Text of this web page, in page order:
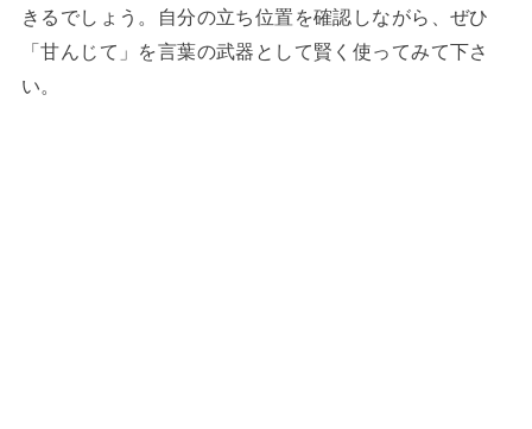
きるでしょう。自分の立ち位置を確認しながら、ぜひ
「甘んじて」を言葉の武器として賢く使ってみて下さ
い。